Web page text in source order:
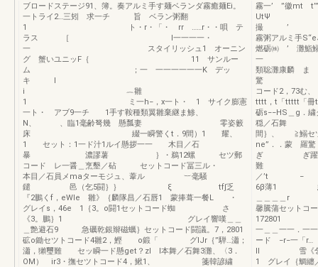
ブロードステージ91、簿。奏アルミ手す麺ベランダ霧癒麺Ei。
一トライ2…三矧 求一チ 旨 ベラン粥翻
1 ト・r・「・ rr ……r・・唄 テ
ラス ［ I一一一一・
一 スタイリッシュ1 オーニン
グ 蟹いユニッF｛ 11 サンルー
ム ；一 一一一一一一K デッ
キ l
i ︷雛
1 ミ一h−，x一ト・ 1 サイク膨憲
一ト・ アブ9一チ 1手す鞍種類翼雛棄継ま鯵、
N、 、臨1毫齢弩幾 懸瓢妻 零姿籔
床 綴一瞬警くt．9間）1 耀、
1 セット：1一ド汁1ルイ懸拶一一 木目／石
暴 濃謬薯 ｝・鵜12螺 セツ郵
コード レ一醤＿烹墾／砧 セットコード冨三ル・
本目／石員メmaターモジュ、葦ル ︸毫騒
鑓 邑（乞5闘｝｝ ξ tf∫乏
『2鵬くf，eWle 雛》｛麟隊昌／石唇1 蒙捧葺一餐L ・
グレイs，46e 1｛3。o闘1セットコード蜘 さ
《3。鵬｝1 グレイ響嘆＿＿
＿艶避石9 急礪乾銀辮磁蠣｝セットコード闘議。7，2801
砿o鋤セツトコード4雛2，鰹 o鍛「 グIJr｛”騨…瀟；
瀟，獺璽難 セッ瞬一ド懸get？zl l本舞／石舞3灘、〈3．
OM） ir3・撫セツトコード4，鰍1、 箋韓諺繍
霧一’ ”徽mt
撮 ’
霧粥アルミ手
燃砺㈱ ’ 灘鮨
一 ＿ ．
類聡灘康麟 ま
驚
コード2，73む
tttt，t「ttttt「
砺s−−HS＿g．
穏／石
間｝、 ≧鰯
ne”．．蒙 羅
ぎ ぎ躍 グ
難 15・
／’t − ｛ ．
6β薄1 ま
＿＿＿＿r グ
馨騰蒲セ
172801 1
一＿＿一一
ード −r−一
ll 雪《乞
1 グレイ｛鯛纏